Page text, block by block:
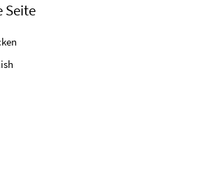
Seite